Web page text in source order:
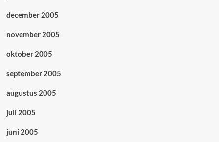
december 2005
november 2005
oktober 2005
september 2005
augustus 2005
juli 2005
juni 2005